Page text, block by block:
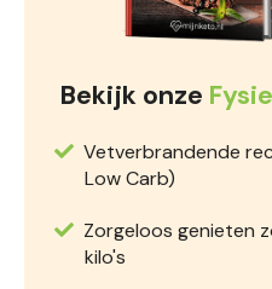
Bekijk onze
Vetverbrandende
Low Carb)
Zorgeloos genieten
kilo's